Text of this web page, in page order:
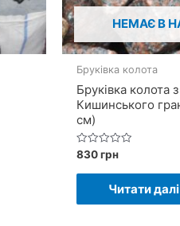
НЕМАЄ В
Бруківка колота
Бруківка колота
Кишинського
см)
Оцінено
0
830грн
Читати далі